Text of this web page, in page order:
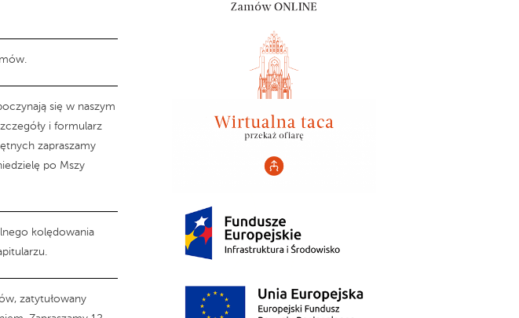
się w naszym
i formularz
zapraszamy
po Mszy
kolędowania
zatytułowany